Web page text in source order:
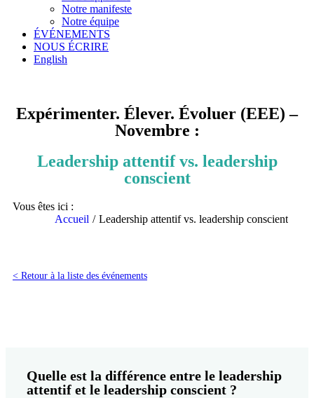
Notre manifeste
Notre équipe
ÉVÉNEMENTS
NOUS ÉCRIRE
English
Expérimenter. Élever. Évoluer (EEE) –
Novembre :
Leadership attentif vs. leadership
conscient
Vous êtes ici :
Accueil
Leadership attentif vs. leadership conscient
< Retour à la liste des événements
Quelle est la différence entre le leadership
attentif et le leadership conscient ?